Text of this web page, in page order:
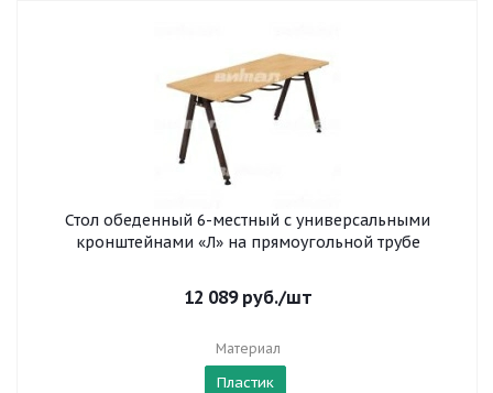
Стол обеденный 6-местный с универсальными
кронштейнами «Л» на прямоугольной трубе
12 089руб./шт
Материал
Пластик